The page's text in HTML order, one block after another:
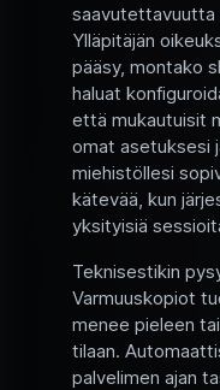
saavutettavuutta
Ylläpitäjän
pääsy, montako
haluat
että mukautuisit
omat asetuksesi
miehistöllesi
kätevää, kun
yksityisiä
Teknisestikin
Varmuuskopiot
menee pieleen
tilaan.
palvelimen ajan